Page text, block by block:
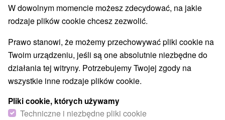
W dowolnym momencie możesz zdecydować, na jakie
rodzaje plików cookie chcesz zezwolić.
Prawo stanowi, że możemy przechowywać pliki cookie na
Twoim urządzeniu, jeśli są one absolutnie niezbędne do
działania tej witryny. Potrzebujemy Twojej zgody na
wszystkie inne rodzaje plików cookie.
Pliki cookie, których używamy
Techniczne i niezbędne pliki cookie